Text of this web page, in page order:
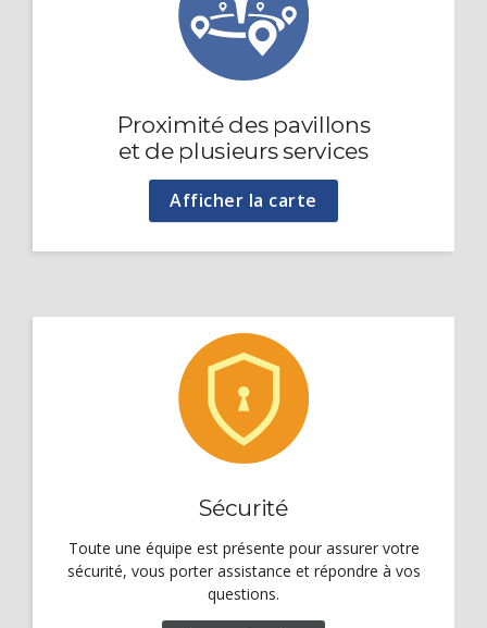
Proximité des pavillons
et de plusieurs services
Afficher la carte
Sécurité
Toute une équipe est présente pour assurer votre
sécurité, vous porter assistance et répondre à vos
questions.